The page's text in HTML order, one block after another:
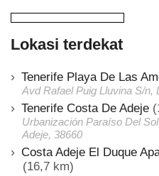
Lokasi terdekat
Tenerife Playa De Las
Avd Rafael Puig Lluvina S/n,
Tenerife Costa De Adeje
Urbanización Paraíso Del
Adeje, 38660
Costa Adeje El Duque
(16,7 km)